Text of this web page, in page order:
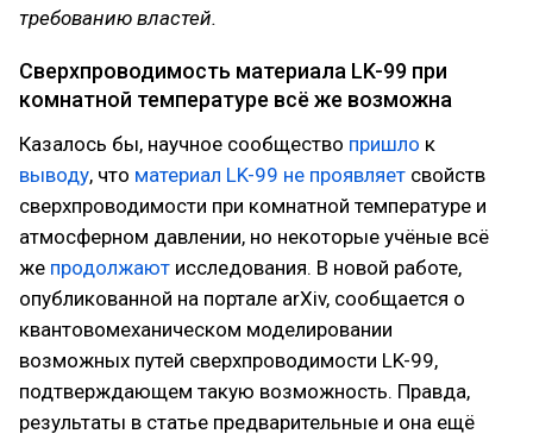
требованию властей.
Сверхпроводимость материала LK-99 при
комнатной температуре всё же возможна
Казалось бы, научное сообщество пришло к
выводу, что материал LK-99 не проявляет свойств
сверхпроводимости при комнатной температуре и
атмосферном давлении, но некоторые учёные всё
же продолжают исследования. В новой работе,
опубликованной на портале arXiv, сообщается о
квантовомеханическом моделировании
возможных путей сверхпроводимости LK-99,
подтверждающем такую возможность. Правда,
результаты в статье предварительные и она ещё